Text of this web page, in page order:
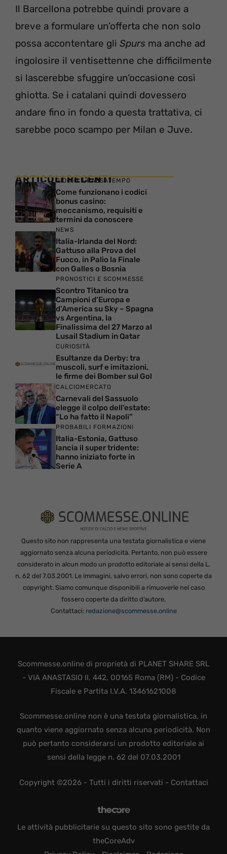
Il Barcellona potrebbe quindi provare a
breve a formulare un’offerta che non solo
possa accontentare gli Spurs ma anche ad
ingolosire il ventisettenne che difficilmente
si lascerebbe sfuggire un’occasione così
ghiotta. Se i catalani quindi dovessero
andare fino in fondo a questa trattativa, ci
sarebbe poco scampo per Milan e Juve.
ARTICOLI RECENTI
GIOCHI E PASSATEMPO
Come funzionano i codici
bonus casino:
meccanismo, requisiti e
termini da conoscere
NEWS
Italia-Irlanda del Nord:
Gattuso alla Prova del
Fuoco, in Palio la Finale
con Galles o Bosnia
PRONOSTICI E SCOMMESSE
Scontro Titanico tra
Campioni d’Europa e
d’America su Sky – Spagna
vs Argentina, la
Finalissima del 27 Marzo al
Lusail Stadium in Qatar
CURIOSITÀ
Esultanze da Derby: tra
muscoli, surf e imitazioni,
le firme dei Bomber sul Gol
CALCIOMERCATO
Carnevali del Sassuolo
elegge il colpo dell’estate:
“Lo ha fatto il Napoli”
PROBABILI FORMAZIONI
Italia-Estonia, Gattuso
lancia il super tridente:
hanno iniziato forte in
Serie A
Questo sito non rappresenta una testata giornalistica e viene
aggiornato senza alcuna periodicità. Pertanto, non può essere
considerato in alcun modo un prodotto editoriale ai sensi della L.
n. 62 del 7.03.2001. Le immagini, salvo errori, non sono coperte da
copyright. Siamo comunque disponibili a rimuoverle nel caso
fossero coperte da diritto d’autore.
Contattaci: redazione@scommesse.online
Scommesse.online di proprietà di PLANET SHARE SRL
- VIA ANASTASIO II, 442, 00165 Roma (RM) - Codice
Fiscale e Partita I.V.A. 13461621008
Scommesse.online non è una testata giornalistica, in
quanto viene aggiornato senza alcuna periodicità. Non
può pertanto considerarsi un prodotto editoriale ai
sensi della legge n. 62 del 07.03.2001
Copyright ©2026 - Tutti i diritti riservati - Contattaci
Le attività pubblicitarie su questo sito sono gestite da
theCoreAdv